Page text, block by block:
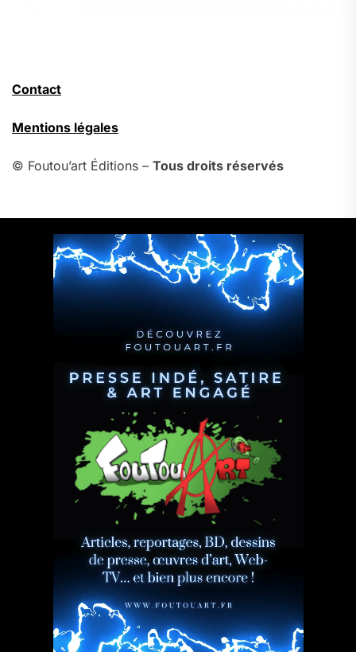
Contact
Mentions légales
© Foutou’art Éditions – Tous droits réservés